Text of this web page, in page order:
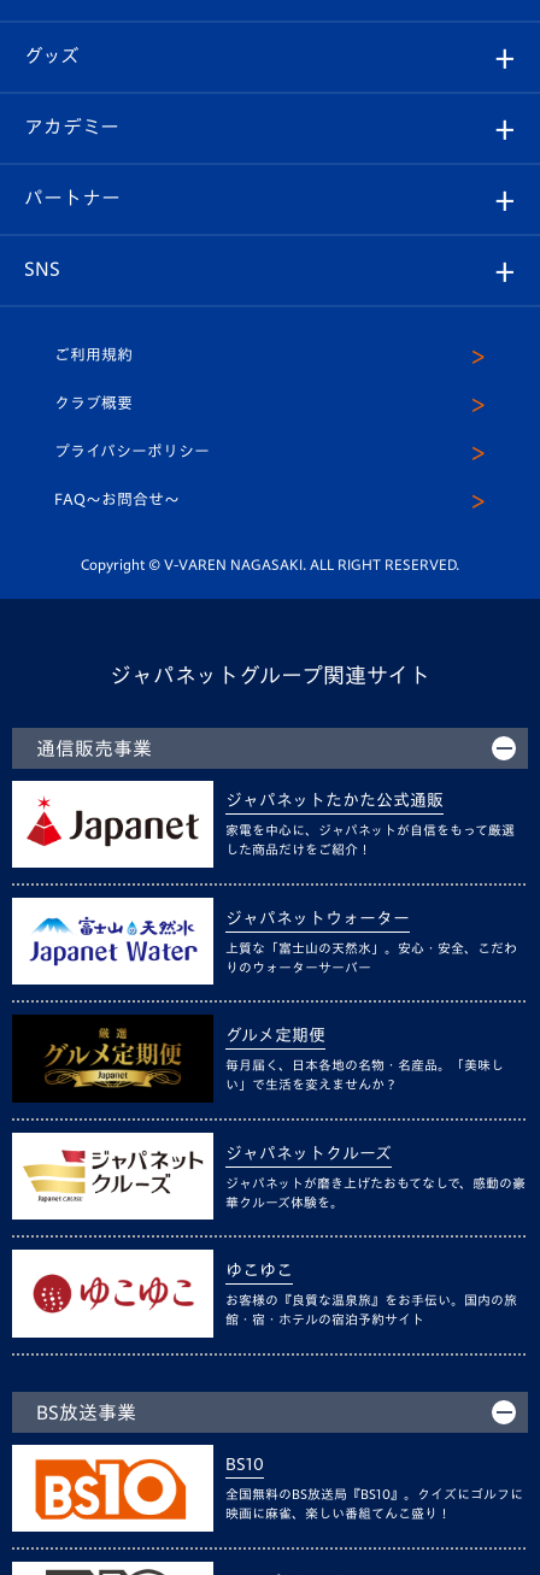
チケット
イベント
メディア
ホームタウン
エンブレム紹介
スタッフプロフィール
マスコット紹介
平和祈念活動
ホームタウン活動
はじめての観戦ガイド
Revive Team
ヴィヴィくんの長崎おもてなしガイド
フォトギャラリー
スタジアムグルメ
チケット
V-LOVERS（ファンクラブ）
プレイヤーズスイート
グッズ
オンラインショップ
店舗情報
アカデミー
育成からのお知らせ
U-18
スクール
パートナー
SNS
ヴィヴィくんインスタグラム
公式LINE＠
ご利用規約
クラブ概要
プライバシーポリシー
FAQ〜お問合せ〜
Copyright © V-VAREN NAGASAKI. ALL RIGHT RESERVED.
ジャパネットグループ関連サイト
通信販売事業
ジャパネットたかた公式通販
家電を中心に、ジャパネットが自信をもって厳選
した商品だけをご紹介！
ジャパネットウォーター
上質な「富士山の天然水」。安心・安全、こだわ
りのウォーターサーバー
グルメ定期便
毎月届く、日本各地の名物・名産品。「美味し
い」で生活を変えませんか？
ジャパネットクルーズ
ジャパネットが磨き上げたおもてなしで、感動の豪
華クルーズ体験を。
ゆこゆこ
お客様の『良質な温泉旅』をお手伝い。国内の旅
館・宿・ホテルの宿泊予約サイト
BS放送事業
BS10
全国無料のBS放送局『BS10』。クイズにゴルフに
映画に麻雀、楽しい番組てんこ盛り！